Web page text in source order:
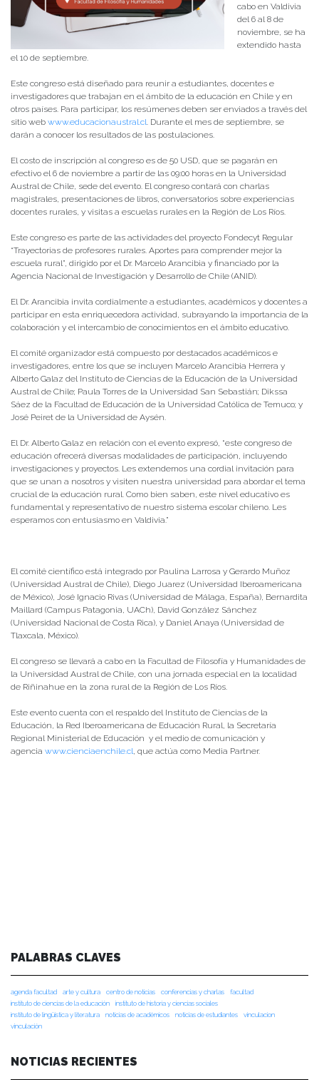
cabo en Valdivia
del 6 al 8 de
noviembre, se ha
extendido hasta
el 10 de septiembre.
Este congreso está diseñado para reunir a estudiantes, docentes e
investigadores que trabajan en el ámbito de la educación en Chile y en
otros países. Para participar, los resúmenes deben ser enviados a través del
sitio web www.educacionaustral.cl . Durante el mes de septiembre, se
darán a conocer los resultados de las postulaciones.
El costo de inscripción al congreso es de 50 USD, que se pagarán en
efectivo el 6 de noviembre a partir de las 09:00 horas en la Universidad
Austral de Chile, sede del evento. El congreso contará con charlas
magistrales, presentaciones de libros, conversatorios sobre experiencias
docentes rurales, y visitas a escuelas rurales en la Región de Los Ríos.
Este congreso es parte de las actividades del proyecto Fondecyt Regular
“Trayectorias de profesores rurales. Aportes para comprender mejor la
escuela rural”, dirigido por el Dr. Marcelo Arancibia y financiado por la
Agencia Nacional de Investigación y Desarrollo de Chile (ANID).
El Dr. Arancibia invita cordialmente a estudiantes, académicos y docentes a
participar en esta enriquecedora actividad, subrayando la importancia de la
colaboración y el intercambio de conocimientos en el ámbito educativo.
El comité organizador está compuesto por destacados académicos e
investigadores, entre los que se incluyen Marcelo Arancibia Herrera y
Alberto Galaz del Instituto de Ciencias de la Educación de la Universidad
Austral de Chile; Paula Torres de la Universidad San Sebastián; Dikssa
Sáez de la Facultad de Educación de la Universidad Católica de Temuco; y
José Peiret de la Universidad de Aysén.
El Dr. Alberto Galaz en relación con el evento expresó, “este congreso de
educación ofrecerá diversas modalidades de participación, incluyendo
investigaciones y proyectos. Les extendemos una cordial invitación para
que se unan a nosotros y visiten nuestra universidad para abordar el tema
crucial de la educación rural. Como bien saben, este nivel educativo es
fundamental y representativo de nuestro sistema escolar chileno. Les
esperamos con entusiasmo en Valdivia.”
El comité científico está integrado por Paulina Larrosa y Gerardo Muñoz
(Universidad Austral de Chile), Diego Juarez (Universidad Iberoamericana
de México), José Ignacio Rivas (Universidad de Málaga, España), Bernardita
Maillard (Campus Patagonia, UACh), David González Sánchez
(Universidad Nacional de Costa Rica), y Daniel Anaya (Universidad de
Tlaxcala, México).
El congreso se llevará a cabo en la Facultad de Filosofía y Humanidades de
la Universidad Austral de Chile, con una jornada especial en la localidad
de Riñinahue en la zona rural de la Región de Los Ríos.
Este evento cuenta con el respaldo del Instituto de Ciencias de la
Educación, la Red Iberoamericana de Educación Rural, la Secretaría
Regional Ministerial de Educación y el medio de comunicación y
agencia www.cienciaenchile.cl , que actúa como Media Partner.
PALABRAS CLAVES
agenda facultad arte y cultura centro de noticias conferencias y charlas
facultad
instituto de ciencias de la educación
instituto de historia y ciencias sociales
instituto de lingüística y literatura
noticias de académicos noticias de estudiantes
vinculacion
vinculación
NOTICIAS RECIENTES